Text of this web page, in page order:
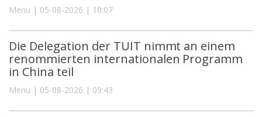
Menu | 05-08-2026 | 10:07
Die Delegation der TUIT nimmt an einem
renommierten internationalen Programm
in China teil
Menu | 05-08-2026 | 09:43